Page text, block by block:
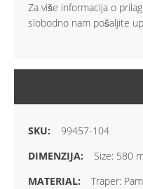
Za više informacija o
slobodno nam pošaljite
99457-104
Size: 580
Traper: